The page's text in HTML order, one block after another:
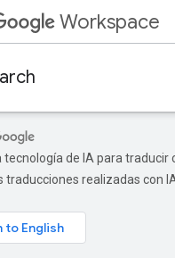
Workspace
tecnología de IA para traducir
traducciones realizadas con